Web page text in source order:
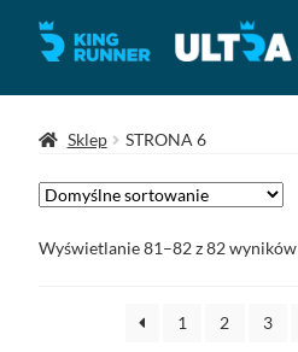
Przejdź
do
nawigacji
Przejdź
do
treści
Sklep STRONA 6
Wyświetlanie 81–82 z 82 wyników
1 2 3